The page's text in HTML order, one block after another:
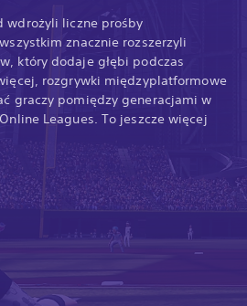
wdrożyli liczne prośby
znacznie rozszerzyli
który dodaje głębi podczas
rozgrywki międzyplatformowe
graczy pomiędzy generacjami w
Leagues. To jeszcze więcej